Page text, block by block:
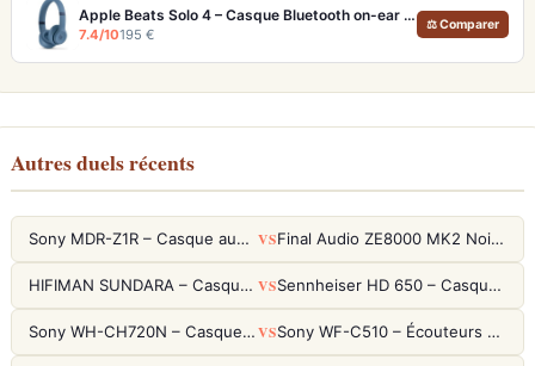
Apple Beats Solo 4 – Casque Bluetooth on-ear 50h autonomie et audio sans perte
7.4/10195 €
⚖ Comparer
Autres duels récents
Sony MDR-Z1R – Casque audiophile fermé haute résolution VS Final Audio ZE8000 MK2 Noir – Écouteurs True Wireless audiophiles 8K Sound
HIFIMAN SUNDARA – Casque Planar Magnetic Ouvert Over-Ear Audiophile VS Sennheiser HD 650 – Casque audiophile ouvert pour l'écoute analytique
Sony WH-CH720N – Casque ANC 35h, Ultra-léger (192g) avec Processeur V1 VS Sony WF-C510 – Écouteurs True Wireless compacts, autonomie 22h et multipoint